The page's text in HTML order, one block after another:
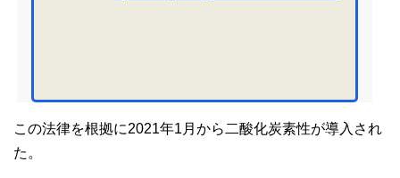
この法律を根拠に2021年1月から二酸化炭素性が導入され
た。